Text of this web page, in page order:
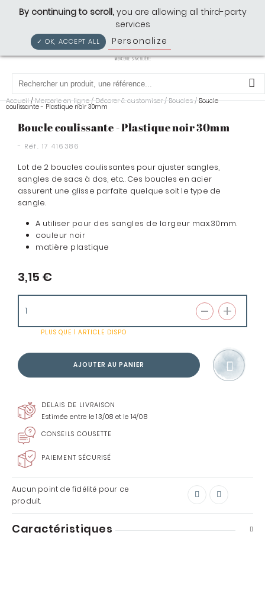
Cousette: Mercerie Singulière
Accueil /Mercerie en ligne/Décorer & customiser/Boucles/Boucle
coulissante - Plastique noir 30mm
Boucle coulissante - Plastique noir 30mm
- Réf. 17 416386
Lot de 2 boucles coulissantes pour ajuster sangles,
sangles de sacs à dos, etc... Ces boucles en acier
assurent une glisse parfaite quelque soit le type de
sangle.
A utiliser pour des sangles de largeur max.30mm.
couleur noir
matière plastique
3,15 €
PLUS QUE 1 ARTICLE DISPO
AJOUTER AU PANIER
DELAIS DE LIVRAISON
Estimée entre le 13/08 et le 14/08
CONSEILS COUSETTE
PAIEMENT SÉCURISÉ
Aucun point de fidélité pour ce
produit.
Caractéristiques
By continuing to scroll,you are allowing all third-party
services
✓ OK, ACCEPT ALL Personalize